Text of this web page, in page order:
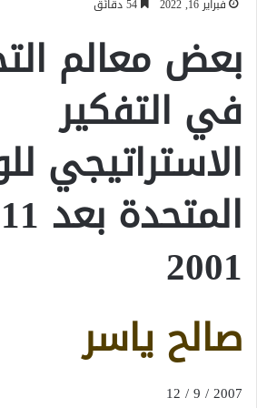
فبراير 16, 2022
بعض معالم
في التفكير
الاستراتيجي
2001
صالح ياسر
2007 / 9 / 12